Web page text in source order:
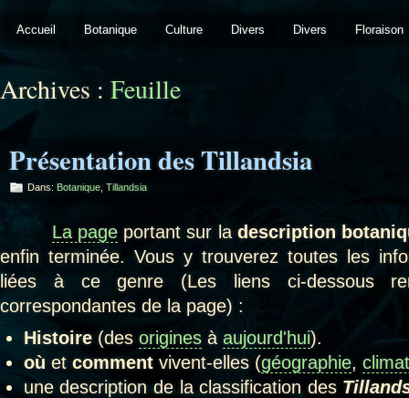
Accueil Botanique Culture Divers Divers Floraison
Archives : Feuille
Présentation des Tillandsia
Dans: Botanique Tillandsia
La pageportant sur la description
enfin terminée. Vous y trouverez toutes les
liées à ce genre (Les liens ci-dessous
correspondantes de la page) :
Histoire(des originesà aujourd'hui).
où et commentvivent-elles (géographie,
une description de la classification des